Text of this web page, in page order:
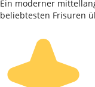
Ein moderner
beliebtesten Frisuren